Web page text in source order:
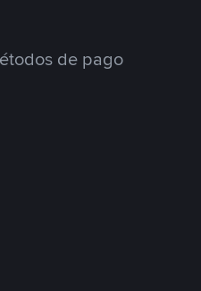
de pago